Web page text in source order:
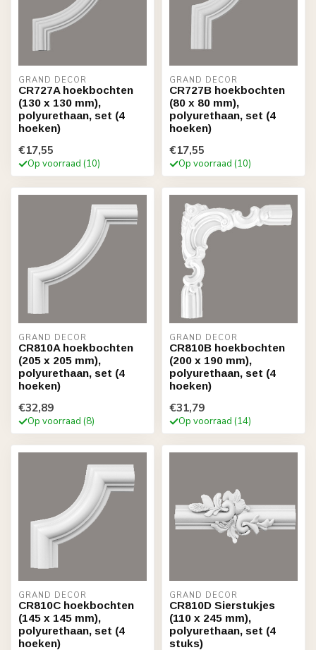
GRAND DECOR
CR727A hoekbochten
(130 x 130 mm),
polyurethaan, set (4
hoeken)
€17,55
Op voorraad (10)
GRAND DECOR
CR727B hoekbochten
(80 x 80 mm),
polyurethaan, set (4
hoeken)
€17,55
Op voorraad (10)
GRAND DECOR
CR810A hoekbochten
(205 x 205 mm),
polyurethaan, set (4
hoeken)
€32,89
Op voorraad (8)
GRAND DECOR
CR810B hoekbochten
(200 x 190 mm),
polyurethaan, set (4
hoeken)
€31,79
Op voorraad (14)
GRAND DECOR
CR810C hoekbochten
(145 x 145 mm),
polyurethaan, set (4
hoeken)
GRAND DECOR
CR810D Sierstukjes
(110 x 245 mm),
polyurethaan, set (4
stuks)